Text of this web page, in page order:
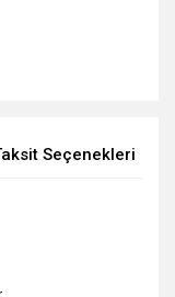
Seçenekleri